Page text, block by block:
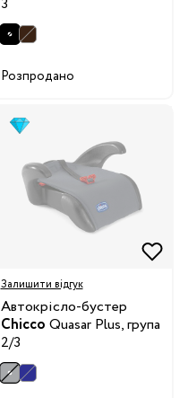
Розпродано
Залишити відгук
Автокрісло-бустер
Chicco Quasar Plus, група
2/3